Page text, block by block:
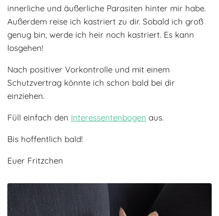
innerliche und äußerliche Parasiten hinter mir habe.
Außerdem reise ich kastriert zu dir. Sobald ich groß
genug bin, werde ich heir noch kastriert. Es kann
losgehen!
Nach positiver Vorkontrolle und mit einem
Schutzvertrag könnte ich schon bald bei dir
einziehen.
Füll einfach den Interessentenbogen aus.
Bis hoffentlich bald!
Euer Fritzchen